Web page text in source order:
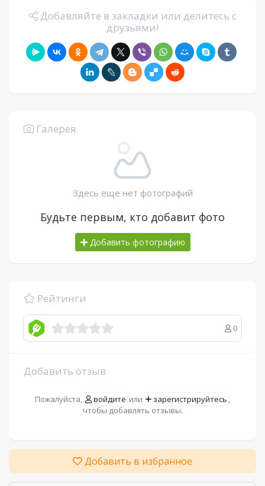
Добавляйте в закладки или делитесь с
друзьями!
Галерея
Здесь еще нет фотографий
Будьте первым, кто добавит фото
Добавить фотографию
Рейтинги
0
Добавить отзыв
Пожалуйста, войдите или зарегистрируйтесь ,
чтобы добавлять отзывы.
Добавить в избранное